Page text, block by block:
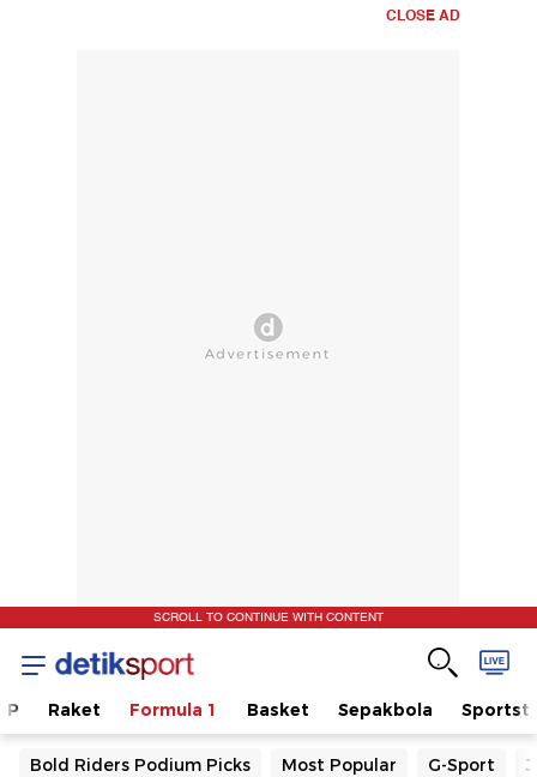
CLOSE AD
SCROLL TO CONTINUE WITH CONTENT
Raket Formula 1 Basket Sepakbola
Bold Riders Podium Picks Most Popular G-Sport